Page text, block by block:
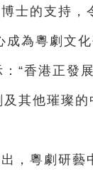
士的支持，
為粵劇文
“香港正發
其他璀璨的
，粵劇研藝